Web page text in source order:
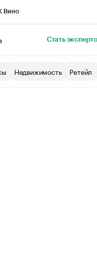
Вино
Стать
Недвижимость Ретейл